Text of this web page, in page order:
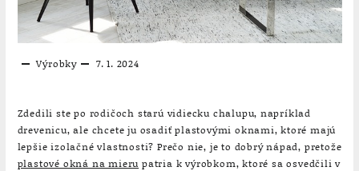
Výrobky 7. 1. 2024
Zdedili ste po rodičoch starú vidiecku chalupu, napríklad
drevenicu, ale chcete ju osadiť plastovými oknami, ktoré majú
lepšie izolačné vlastnosti? Prečo nie, je to dobrý nápad, pretože
plastové okná na mieru patria k výrobkom, ktoré sa osvedčili v